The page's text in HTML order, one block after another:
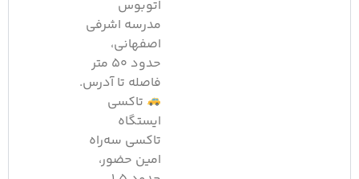
اتوبوس
مدرسه اشرفی
اصفهانی،
حدود ۵۰ متر
فاصله تا آدرس.
تاکسی
ایستگاه
تاکسی سه‌راه
امین حضور،